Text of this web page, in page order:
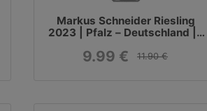
Markus Schneider Riesling
2023 | Pfalz – Deutschland | 1
9.99 € 11.90 €